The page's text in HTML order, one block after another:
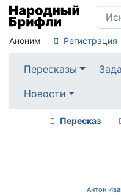
Аноним Регистрация
Пересказы
Новости
Пересказ
Антон